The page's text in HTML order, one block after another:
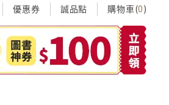
優惠券 誠品點 購物車(0)